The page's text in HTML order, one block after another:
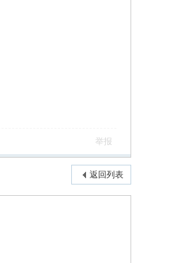
举报
返回列表